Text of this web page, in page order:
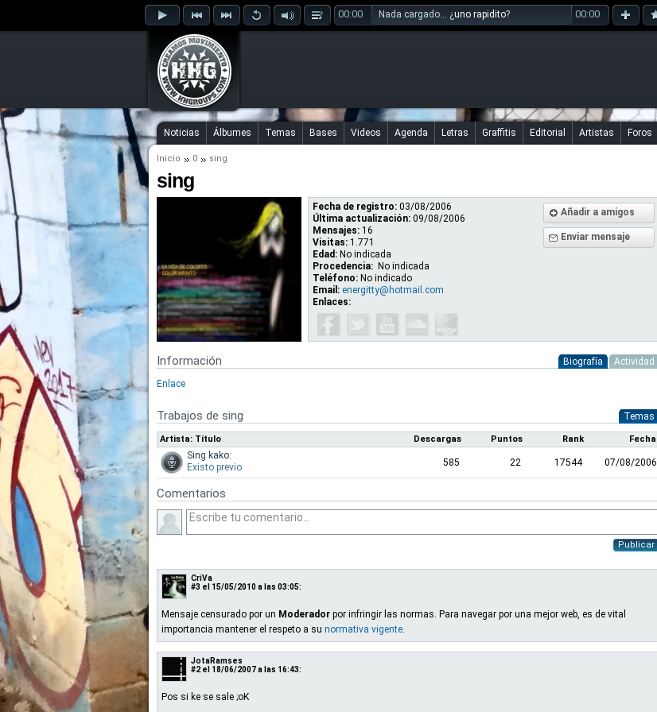
00:00 Nada cargado... ¿uno rapidito? 00:00
Noticias Álbumes Temas Bases Videos Agenda Letras Graffitis Editorial Artistas Foros
Inicio 0 sing
sing
Añadir a amigos
Enviar mensaje
Fecha de registro: 03/08/2006
Última actualización: 09/08/2006
Mensajes: 16
Visitas: 1.771
Edad: No indicada
Procedencia: No indicada
Teléfono: No indicado
Email: energitty@hotmail.com
Enlaces:
Información Biografía
Actividad
Enlace
Trabajos de sing Temas
Artista: Título Descargas Puntos Rank Fecha
Sing kako:
Existo previo
585 22 17544 07/08/2006
Comentarios
Publicar
CriVa
#3 el 15/05/2010 a las 03:05:
Mensaje censurado por un Moderador por infringir las normas. Para navegar por una mejor web, es de vital
importancia mantener el respeto a su normativa vigente.
JotaRamses
#2 el 18/06/2007 a las 16:43:
Pos si ke se sale ;oK